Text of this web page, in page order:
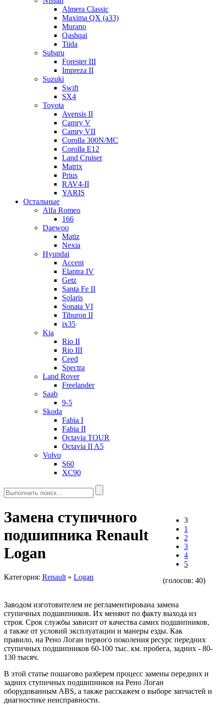
Almera Classic
Maxima QX (a33)
Murano
Qashqai
Tiida
Subaru
Forester III
Impreza II
Suzuki
Swift
SX4
Toyota
Avensis II
Camry V
Camry VII
Corolla 300N/MC
Corolla E12
Land Cruiser
Matrix
Prius
RAV4-II
YARIS
Остальные
Alfa Romeo
166
Daewoo
Matiz
Nexia
Hyundai
Accent
Elantra IV
Getz
Santa Fe II
Solaris
Sonata VI
Tiburon II
ix35
Kia
Rio II
Rio III
Ceed
Spectra
Land Rover
Freelander
Saab
9-5
Skoda
Fabia I
Fabia II
Octavia TOUR
Octavia II A5
Volvo
S60
XC90
3
1
2
3
4
5
(голосов: 40)
Замена ступичного
подшипника Renault
Logan
Категория: Renault » Logan
Заводом изготовителем не регламентирована замена
ступичных подшипников. Их меняют по факту выхода из
строя. Срок службы зависит от качества самих подшипников,
а также от условий эксплуатации и манеры езды. Как
правило, на Рено Логан первого поколения ресурс передних
ступичных подшипников 60-100 тыс. км. пробега, задних - 80-
130 тысяч.
В этой статье пошагово разберем процесс замены передних и
задних ступичных подшипников на Рено Логан
оборудованным ABS, а также расскажем о выборе запчастей и
диагностике неисправности.